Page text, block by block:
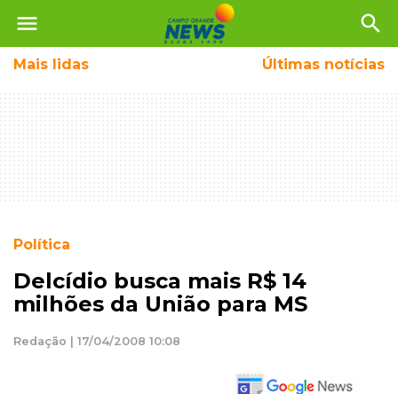
menu search
Mais lidas Últimas notícias
Política
Delcídio busca mais R$ 14
milhões da União para MS
Redação | 17/04/2008 10:08